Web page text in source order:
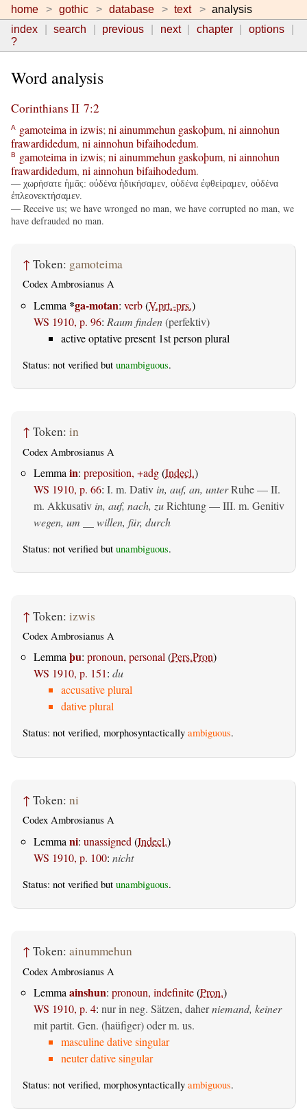
home gothic database text
analysis
index
search previous next chapter
options
?
Word analysis
Corinthians II 7:2
A gamoteima in izwis; ni ainummehun gaskoþum, ni ainnohun
frawardidedum, ni ainnohun bifaihodedum.
B gamoteima in izwis; ni ainummehun gaskoþum, ni ainnohun
frawardidedum, ni ainnohun bifaihodedum.
— χωρήσατε ἡμᾶς: οὐδένα ἠδικήσαμεν, οὐδένα ἐφθείραμεν, οὐδένα
ἐπλεονεκτήσαμεν.
— Receive us; we have wronged no man, we have corrupted no man, we
have defrauded no man.
↑ Token: gamoteima
Codex Ambrosianus A
Lemma *ga-motan: verb(V.prt.-prs.)
WS 1910, p. 96: Raum finden(perfektiv)
active optative present 1st person plural
Status: not verified but unambiguous.
↑ Token: in
Codex Ambrosianus A
Lemma in: preposition, +adg(Indecl.)
WS 1910, p. 66: I. m. Dativ in, auf, an, unterRuhe — II.
m. Akkusativ in, auf, nach, zuRichtung — III. m. Genitiv
wegen, um __ willen, für, durch
Status: not verified but unambiguous.
↑ Token: izwis
Codex Ambrosianus A
Lemmaþu: pronoun, personal(Pers.Pron)
WS 1910, p. 151: du
accusative plural
dative plural
Status: not verified, morphosyntactically ambiguous.
↑ Token: ni
Codex Ambrosianus A
Lemma ni: unassigned (Indecl.)
WS 1910, p. 100: nicht
Status: not verified but unambiguous.
↑ Token: ainummehun
Codex Ambrosianus A
Lemma ainshun: pronoun, indefinite(Pron.)
WS 1910, p. 4: nur in neg. Sätzen, daherniemand, keiner
mit partit. Gen. (haüfiger) oder m. us.
masculine dative singular
neuter dative singular
Status: not verified, morphosyntactically ambiguous.